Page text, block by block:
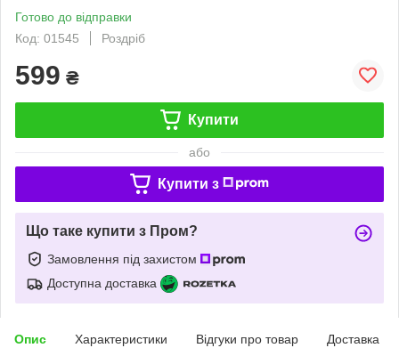
Готово до відправки
Код: 01545
Роздріб
599 ₴
Купити
або
Купити з
Що таке купити з Пром?
Замовлення під захистом
Доступна доставка
Опис Характеристики Відгуки про товар Доставка